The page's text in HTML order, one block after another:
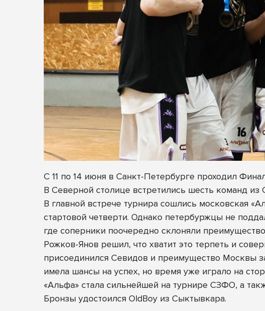
С 11 по 14 июня в Санкт-Петербурге проходил
В Северной столице встретились шесть команд
В главной встрече турнира сошлись московская
стартовой четверти. Однако петербуржцы не
где соперники поочередно склоняли
Рожков-Янов решил, что хватит это терпеть и
присоединился Севидов и преимущество Москвы
имела шансы на успех, но время уже играло на
«Альфа» стала сильнейшей на турнире СЗФО, а
Бронзы удостоился OldBoy из Сыктывкара.